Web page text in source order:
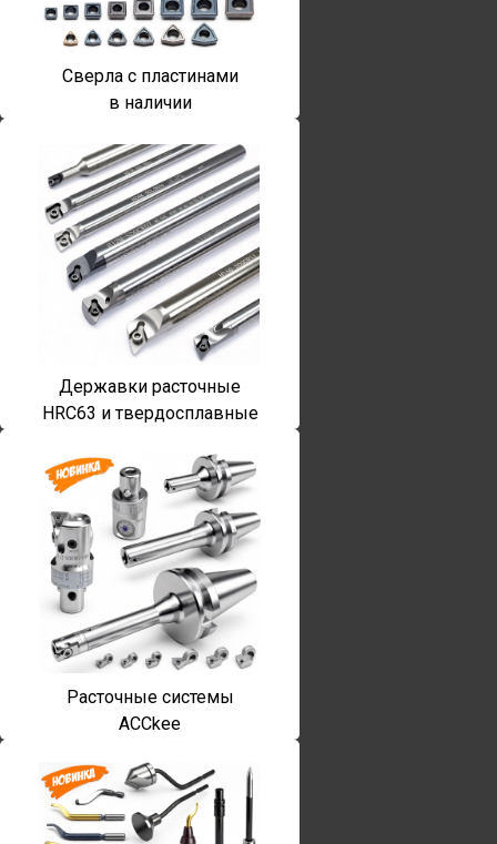
Сверла с пластинами
в наличии
Державки расточные
HRC63 и твердосплавные
Расточные системы
ACCkee